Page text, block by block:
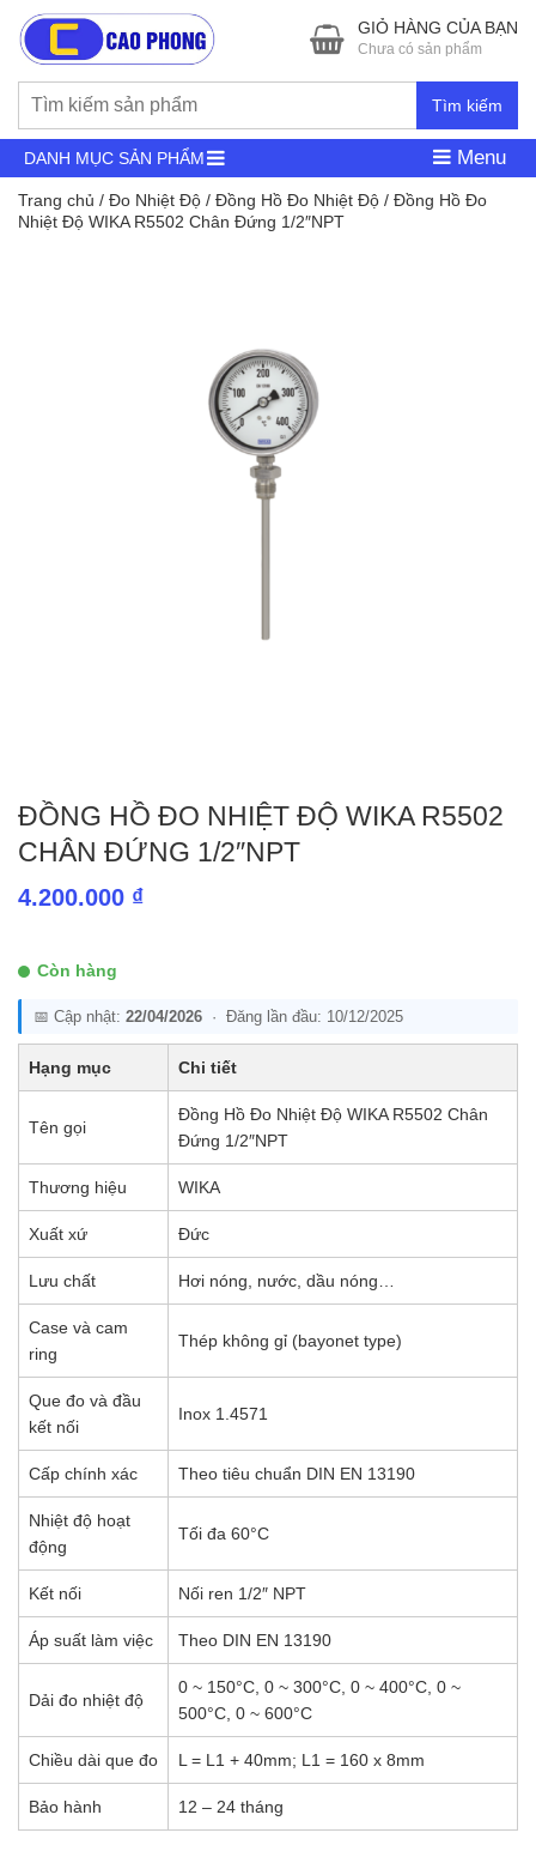
Tìm kiếm
GIỎ HÀNG CỦA BẠN
Chưa có sản phẩm
DANH MỤC SẢN PHẨM Menu
Trang chủ / Đo Nhiệt Độ / Đồng Hồ Đo Nhiệt Độ / Đồng Hồ Đo
Nhiệt Độ WIKA R5502 Chân Đứng 1/2″NPT
ĐỒNG HỒ ĐO NHIỆT ĐỘ WIKA R5502
CHÂN ĐỨNG 1/2″NPT
4.200.000 ₫
Còn hàng
📅 Cập nhật: 22/04/2026 · Đăng lần đầu: 10/12/2025
Hạng mục Chi tiết
Tên gọi
Đồng Hồ Đo Nhiệt Độ WIKA R5502 Chân
Đứng 1/2″NPT
Thương hiệu WIKA
Xuất xứ Đức
Lưu chất Hơi nóng, nước, dầu nóng…
Case và cam
ring
Thép không gỉ (bayonet type)
Que đo và đầu
kết nối
Inox 1.4571
Cấp chính xác Theo tiêu chuẩn DIN EN 13190
Nhiệt độ hoạt
động
Tối đa 60°C
Kết nối Nối ren 1/2″ NPT
Áp suất làm việc Theo DIN EN 13190
Dải đo nhiệt độ
0 ~ 150°C, 0 ~ 300°C, 0 ~ 400°C, 0 ~
500°C, 0 ~ 600°C
Chiều dài que đo L = L1 + 40mm; L1 = 160 x 8mm
Bảo hành 12 – 24 tháng